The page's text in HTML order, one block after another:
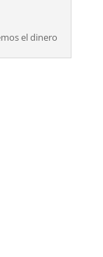
el dinero